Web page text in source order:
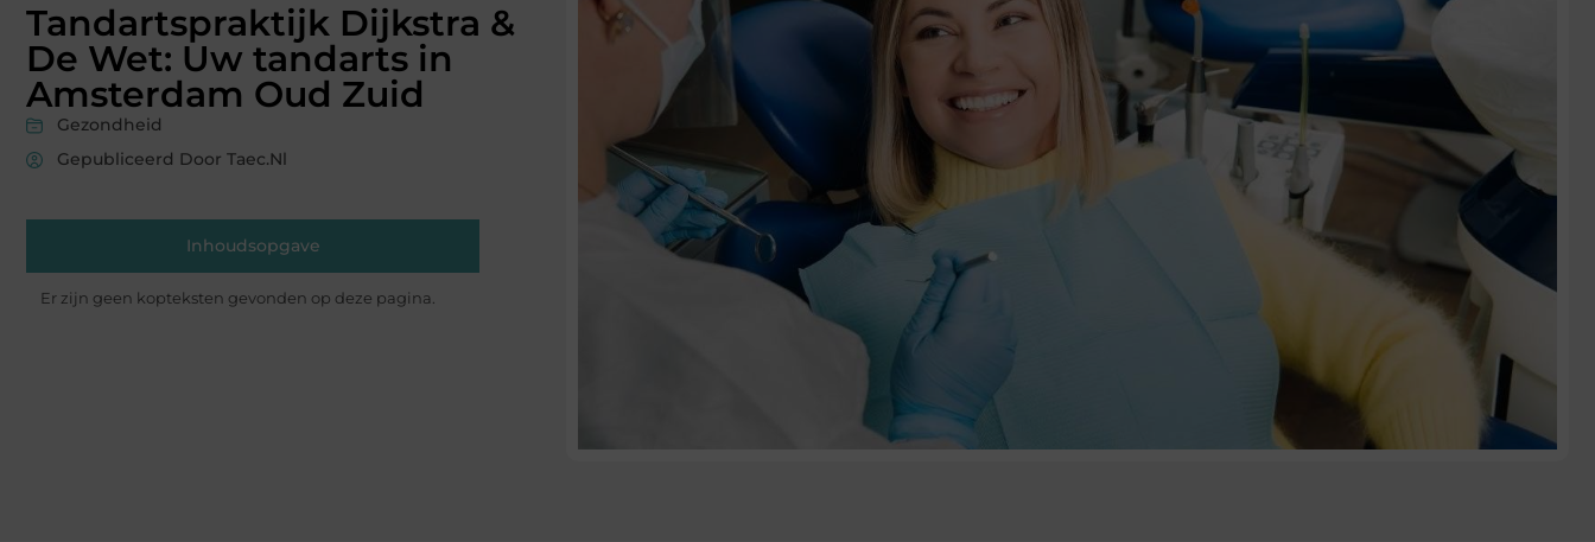
Tandartspraktijk Dijkstra &
De Wet: Uw tandarts in
Amsterdam Oud Zuid
Gezondheid
Gepubliceerd Door Taec.nl
Inhoudsopgave
Er zijn geen kopteksten gevonden op deze pagina.